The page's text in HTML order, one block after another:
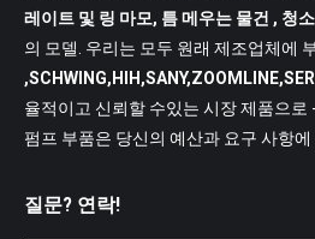
레이트 및 링 마모, 틈 메우는 물건 , 청
의 모델. 우리는 모두 원래 제조업체에
율적이고 신뢰할 수있는 시장 제품으로
펌프 부품은 당신의 예산과 요구 사항
질문? 연락!